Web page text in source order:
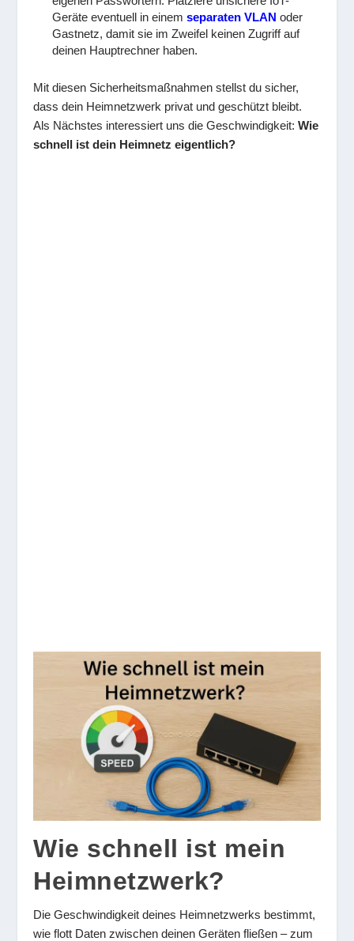
Geräte eventuell in einemseparaten VLAN oder
Gastnetz, damit sie im Zweifel keinen Zugriff auf
deinen Hauptrechner haben.
Mit diesen Sicherheitsmaßnahmen stellst du sicher,
dass dein Heimnetzwerk privat und geschützt bleibt.
Als Nächstes interessiert uns die Geschwindigkeit:Wie
schnell ist dein Heimnetz eigentlich?
Wie schnell ist mein
Heimnetzwerk?
Die Geschwindigkeit deines Heimnetzwerks bestimmt,
wie flott Daten zwischen deinen Geräten fließen – zum